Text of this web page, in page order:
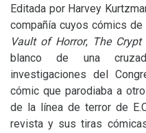
Editada por Harvey
compañía cuyos cómics
Vault of Horror, The
blanco de una
investigaciones del
cómic que parodiaba a
de la línea de terror de
revista y sus tiras